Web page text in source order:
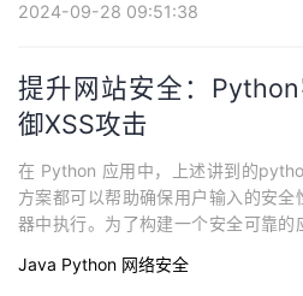
2024-09-28 09:51:38
提升网站安全：
御XSS攻击
在 Python 应用中，上述讲到的
方案都可以帮助确保用户输入的安
器中执行。为了构建一个安全可靠
Java Python 网络安全